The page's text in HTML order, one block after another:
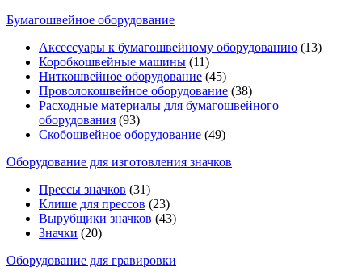
Бумагошвейное оборудование
Аксессуары к бумагошвейному оборудованию (13)
Коробкошвейные машины (11)
Ниткошвейное оборудование (45)
Проволокошвейное оборудование (38)
Расходные материалы для бумагошвейного
оборудования (93)
Скобошвейное оборудование (49)
Оборудование для изготовления значков
Прессы значков (31)
Клише для прессов (23)
Вырубщики значков (43)
Значки (20)
Оборудование для гравировки